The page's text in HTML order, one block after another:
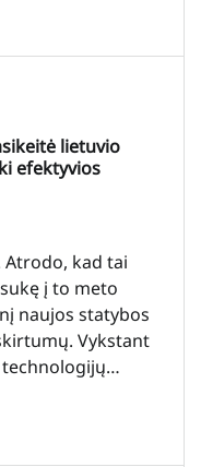
lietuvio
efektyvios
kad tai
į to meto
naujos statybos
Vykstant
technologijų…